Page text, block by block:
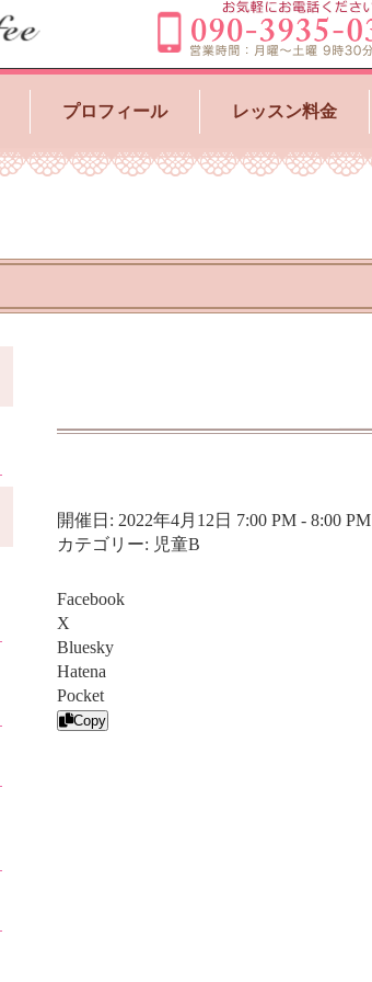
プロフィール レッスン料金
開催日: 2022年4月12日 7:00 PM - 8:00 PM
カテゴリー: 児童B
Facebook
X
Bluesky
Hatena
Pocket
Copy